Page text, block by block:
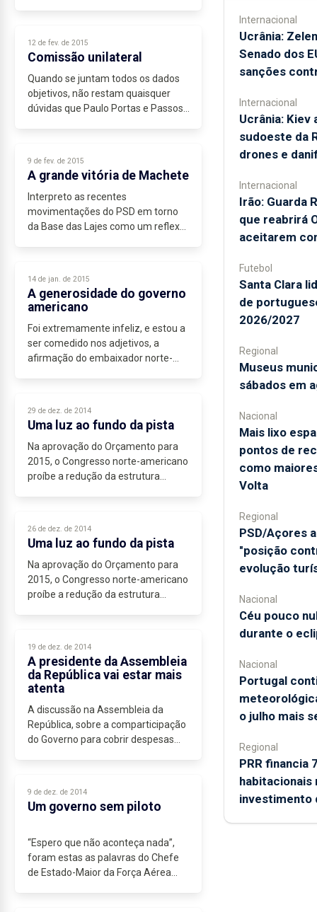
12 de fev. de 2015
Comissão unilateral
Quando se juntam todos os dados
objetivos, não restam quaisquer
dúvidas que Paulo Portas e Passos
9 de fev. de 2015
A grande vitória de Machete
Interpreto as recentes
movimentações do PSD em torno
da Base das Lajes como um reflexo
14 de jan. de 2015
A generosidade do governo
americano
Foi extremamente infeliz, e estou a
ser comedido nos adjetivos, a
afirmação do embaixador norte-
29 de dez. de 2014
Uma luz ao fundo da pista
Na aprovação do Orçamento para
2015, o Congresso norte-americano
proíbe a redução da estrutura
26 de dez. de 2014
Uma luz ao fundo da pista
Na aprovação do Orçamento para
2015, o Congresso norte-americano
proíbe a redução da estrutura
19 de dez. de 2014
A presidente da Assembleia
da República vai estar mais
atenta
A discussão na Assembleia da
República, sobre a comparticipação
do Governo para cobrir despesas
9 de dez. de 2014
Um governo sem piloto
“Espero que não aconteça nada”,
foram estas as palavras do Chefe
de Estado-Maior da Força Aérea
Internacional
Ucrânia:
Senado dos
sanções
Internacional
Ucrânia: Kiev
sudoeste da
drones e
Internacional
Irão: Guarda
que reabrirá
aceitarem
Futebol
Santa Clara
de
2026/2027
Regional
Museus
sábados em
Nacional
Mais lixo
pontos de
como
Volta
Regional
PSD/Açores
"posição
evolução
Nacional
Céu pouco
durante o
Nacional
Portugal
o julho mais
Regional
PRR financia
habitacionais
investimento